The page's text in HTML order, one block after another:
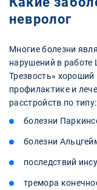
невролог
Многие болезни
нарушений в
Трезвость»
профилактике и
расстройств по типу:
болезни
болезни
последствий
тремора